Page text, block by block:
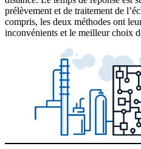
prélèvement et de traitement de
compris, les deux méthodes ont
inconvénients et le meilleur choix